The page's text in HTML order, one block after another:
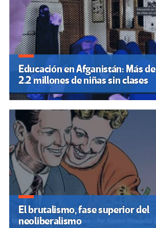
Educación en Afganistán: Más de
2.2 millones de niñas sin clases
El brutalismo, fase superior del
neoliberalismo